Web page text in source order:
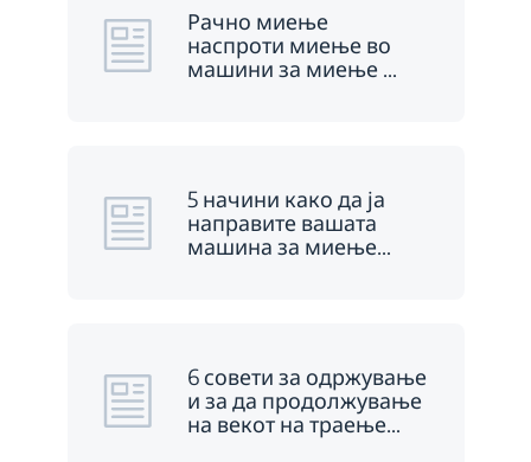
Рачно миење
наспроти миење во
машини за миење …
5 начини како да ја
направите вашата
машина за миење…
6 совети за одржување
и за да продолжување
на векот на траење…